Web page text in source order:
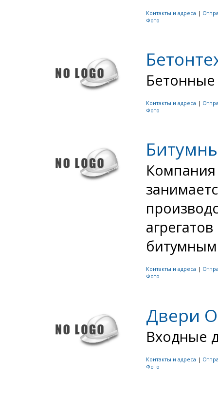
Контакты и адреса |
Фото
Контакты и адреса |
Фото
Контакты и адреса |
Фото
Двери
Входные
Контакты и адреса |
Фото